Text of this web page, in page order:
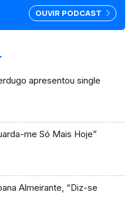
OUVIR PODCAST
apresentou single
me Só Mais Hoje”
Almeirante, “Diz-se